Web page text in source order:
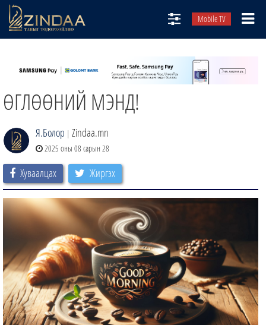
Mobile TV
ТВ8
ӨГЛӨӨНИЙ СОНИН
ЗИНДАА СЭТГҮҮЛ
ӨГЛӨӨНИЙ МЭНД!
Я.Болор | Zindaa.mn
2025 оны 08 сарын 28
Хуваалцах Жиргэх